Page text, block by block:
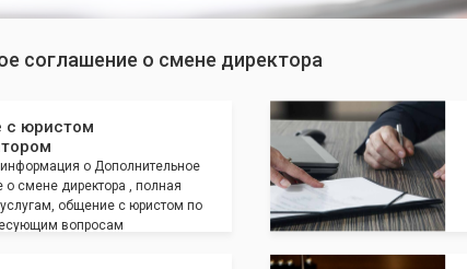
соглашение о смене директора
с юристом
о Дополнительное
о смене директора , полная
общение с юристом по
вопросам